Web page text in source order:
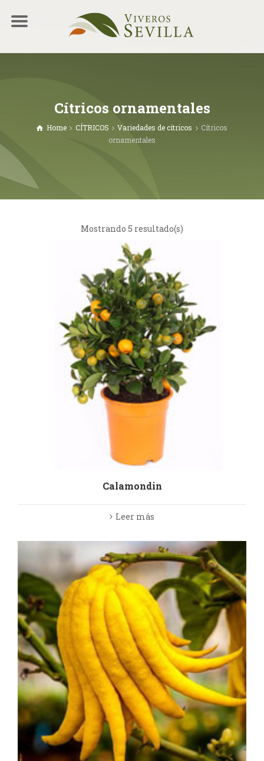
Cítricos ornamentales
Home CÍTRICOS Variedades de cítricos
Cítricos
ornamentales
Mostrando 5 resultado(s)
Calamondin
Leer más